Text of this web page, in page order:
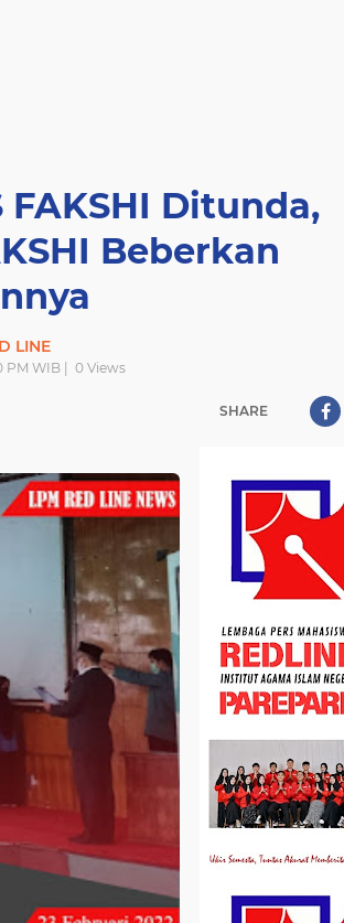
Ditunda,
Beberkan
LINE
PM WIB | 0Views
SHARE